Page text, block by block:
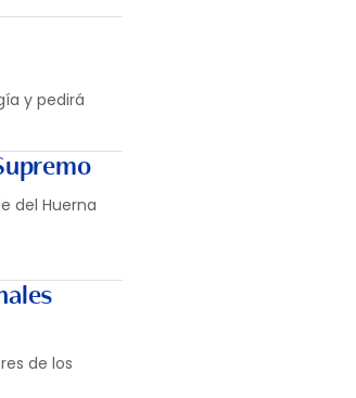
y pedirá
del Huerna
de los